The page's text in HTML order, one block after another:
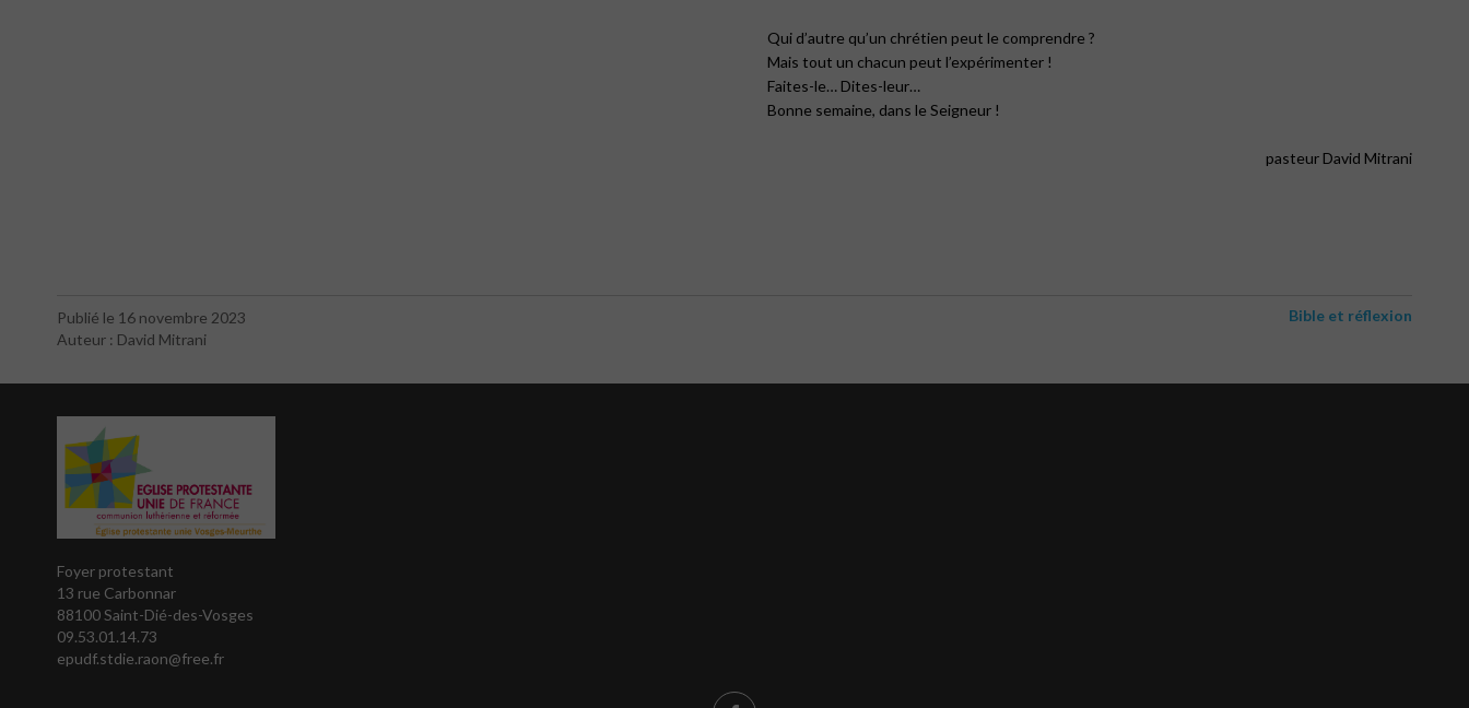
Qui d’autre qu’un chrétien peut le comprendre ?
Mais tout un chacun peut l’expérimenter !
Faites-le… Dites-leur…
Bonne semaine, dans le Seigneur !
pasteur David Mitrani
Publié le 16 novembre 2023
Auteur : David Mitrani
Bible et réflexion
Foyer protestant
13 rue Carbonnar
88100 Saint-Dié-des-Vosges
09.53.01.14.73
epudf.stdie.raon@free.fr